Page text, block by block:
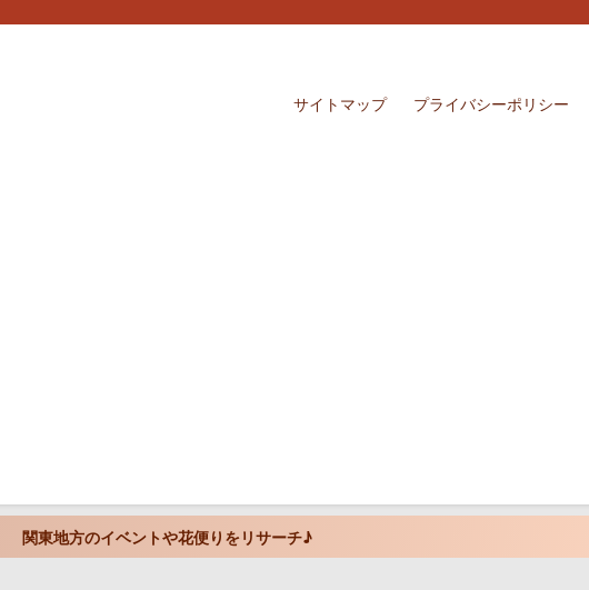
サイトマップ プライバシーポリシー
関東地方のイベントや花便りをリサーチ♪